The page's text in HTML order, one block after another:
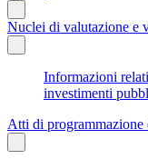
Nuclei di valutazione e
Informazioni
investimenti
Atti di programmazione